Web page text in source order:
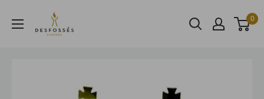
contenu
0